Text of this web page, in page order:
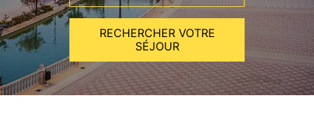
RECHERCHER VOTRE
SÉJOUR